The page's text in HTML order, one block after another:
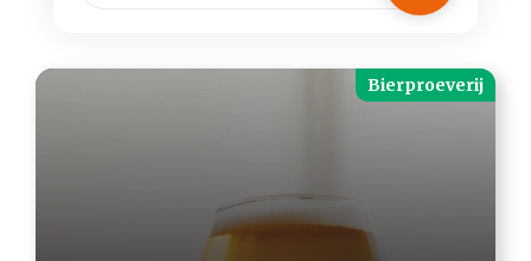
Bierproeverij